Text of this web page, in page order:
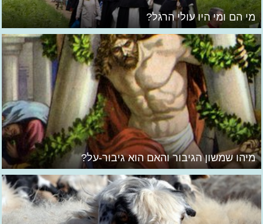
מי הם ומי היו עולי הרגל?
מיהו שמשון הגיבור והאם הוא גיבור-על?